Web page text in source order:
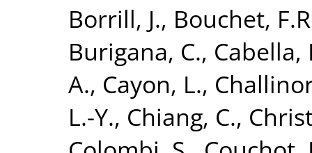
Borrill, J., Bouchet,
Burigana, C., Cabella,
A., Cayon, L.,
L.-Y., Chiang, C.,